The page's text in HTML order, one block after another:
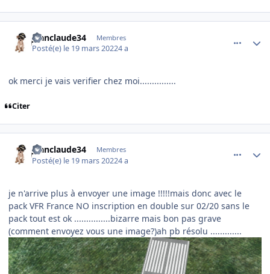
jeanclaude34 Membres
Posté(e) le 19 mars 20224 a
ok merci je vais verifier chez moi...............
Citer
jeanclaude34 Membres
Posté(e) le 19 mars 20224 a
je n'arrive plus à envoyer une image !!!!!mais donc avec le
pack VFR France NO inscription en double sur 02/20 sans le
pack tout est ok ...............bizarre mais bon pas grave
(comment envoyez vous une image?)ah pb résolu .............